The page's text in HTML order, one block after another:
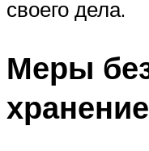
своего дела.
Меры
хранение